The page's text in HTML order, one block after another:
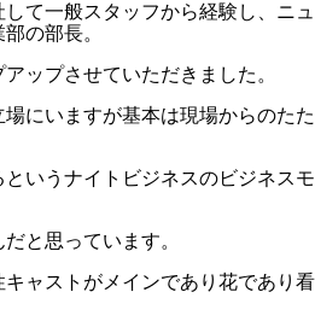
て一般スタッフから経験し、ニュ
の部長。
ップさせていただきました。
にいますが基本は現場からのたた
いうナイトビジネスのビジネスモ
と思っています。
ャストがメインであり花であり看